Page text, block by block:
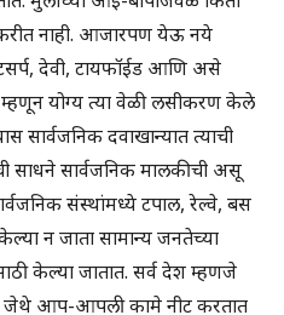
नाही. आजारपण येऊ नये
देवी, टायफॉईड आणि असे
योग्य त्या वेळी लसीकरण केले
सार्वजनिक दवाखान्यात त्याची
साधने सार्वजनिक मालकीची असू
संस्थांमध्ये टपाल, रेल्वे, बस
न जाता सामान्य जनतेच्या
केल्या जातात. सर्व देश म्हणजे
जेथे आप-आपली कामे नीट करतात